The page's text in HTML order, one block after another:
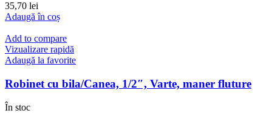
35,70 lei
Adaugă în coș
Add to compare
Vizualizare rapidă
Adaugă la favorite
Robinet cu bila/Canea, 1/2″, Varte, maner fluture
În stoc